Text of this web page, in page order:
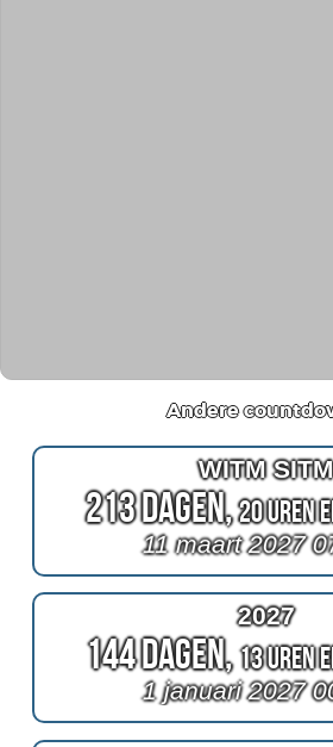
Andere
WITM
213 Dagen,20 Uren
11 maart 2027
2027
144 Dagen,13 Uren
1 januari 2027